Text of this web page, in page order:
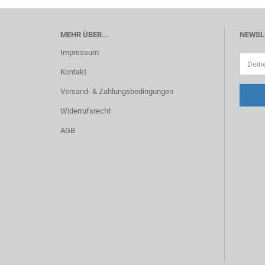
MEHR ÜBER...
Impressum
Kontakt
Versand- & Zahlungsbedingungen
Widerrufsrecht
AGB